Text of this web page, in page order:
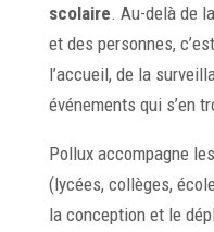
scolaire . Au-delà de
et des personnes,
l’accueil, de la
événements qui s’en
Pollux accompagne les
(lycées, collèges,
la conception et le